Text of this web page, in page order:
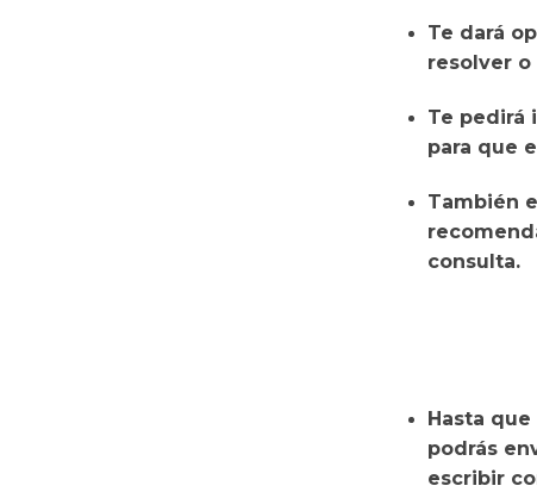
Te dará
resolver
Te pedirá
para que
También
consulta.
Hasta
podrás
escribir